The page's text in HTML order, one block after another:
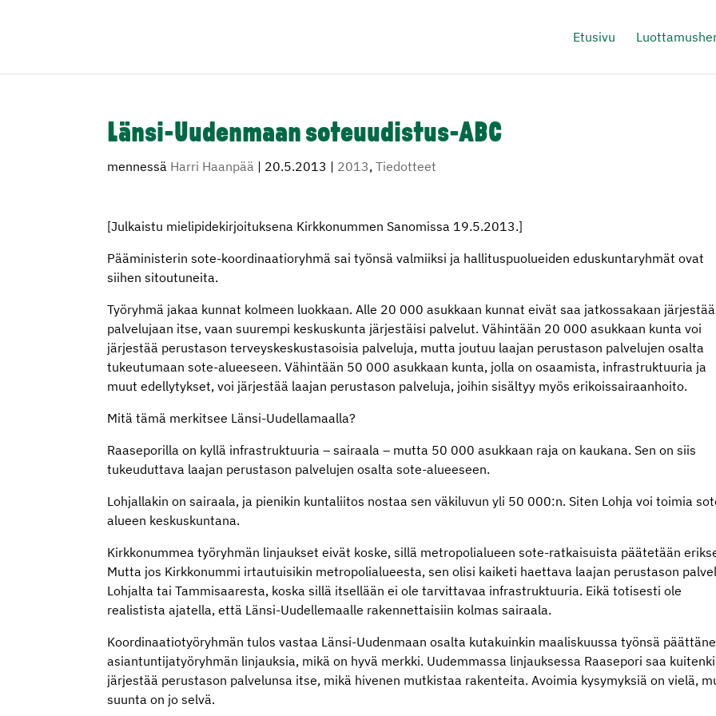
Etusivu
Länsi-Uudenmaan soteuudistus-ABC
mennessä Harri Haanpää | 20.5.2013 | 2013,Tiedotteet
[Julkaistu mielipidekirjoituksena Kirkkonummen Sanomissa 19.5.2013.]
Pääministerin sote-koordinaatioryhmä sai työnsä valmiiksi ja hallituspuolueiden eduskuntaryhmät ovat
siihen sitoutuneita.
Työryhmä jakaa kunnat kolmeen luokkaan. Alle 20 000 asukkaan kunnat eivät saa jatkossakaan järjestää
palvelujaan itse, vaan suurempi keskuskunta järjestäisi palvelut. Vähintään 20 000 asukkaan kunta voi
järjestää perustason terveyskeskustasoisia palveluja, mutta joutuu laajan perustason palvelujen osalta
tukeutumaan sote-alueeseen. Vähintään 50 000 asukkaan kunta, jolla on osaamista, infrastruktuuria ja
muut edellytykset, voi järjestää laajan perustason palveluja, joihin sisältyy myös erikoissairaanhoito.
Mitä tämä merkitsee Länsi-Uudellamaalla?
Raaseporilla on kyllä infrastruktuuria – sairaala – mutta 50 000 asukkaan raja on kaukana. Sen on siis
tukeuduttava laajan perustason palvelujen osalta sote-alueeseen.
Lohjallakin on sairaala, ja pienikin kuntaliitos nostaa sen väkiluvun yli 50 000:n. Siten Lohja voi toimia
alueen keskuskuntana.
Kirkkonummea työryhmän linjaukset eivät koske, sillä metropolialueen sote-ratkaisuista päätetään
Mutta jos Kirkkonummi irtautuisikin metropolialueesta, sen olisi kaiketi haettava laajan perustason
Lohjalta tai Tammisaaresta, koska sillä itsellään ei ole tarvittavaa infrastruktuuria. Eikä totisesti ole
realistista ajatella, että Länsi-Uudellemaalle rakennettaisiin kolmas sairaala.
Koordinaatiotyöryhmän tulos vastaa Länsi-Uudenmaan osalta kutakuinkin maaliskuussa työnsä
asiantuntijatyöryhmän linjauksia, mikä on hyvä merkki. Uudemmassa linjauksessa Raasepori saa
järjestää perustason palvelunsa itse, mikä hivenen mutkistaa rakenteita. Avoimia kysymyksiä on vielä,
suunta on jo selvä.